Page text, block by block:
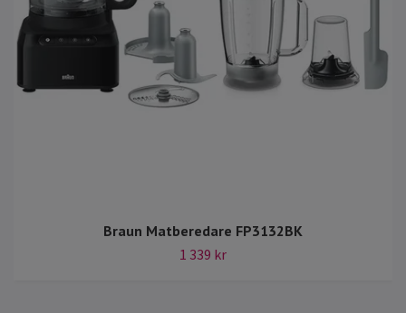
Braun Matberedare FP3132BK
1 339 kr